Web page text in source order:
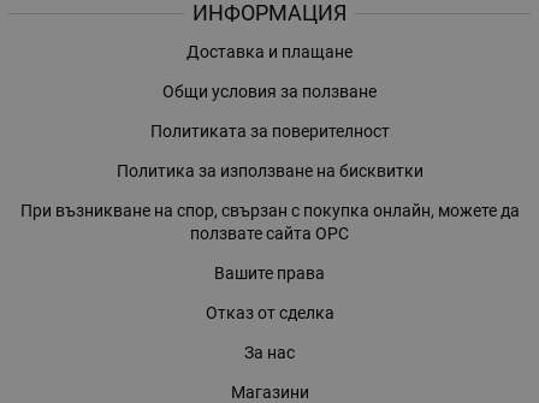
ИНФОРМАЦИЯ
Доставка и плащане
Общи условия за ползване
Политиката за поверителност
Политика за използване на бисквитки
При възникване на спор, свързан с покупка онлайн, можете да
ползвате сайта ОРС
Вашите права
Отказ от сделка
За нас
Магазини